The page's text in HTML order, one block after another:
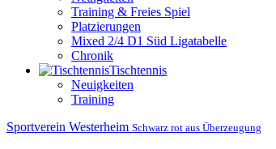
Training & Freies Spiel
Platzierungen
Mixed 2/4 D1 Süd Ligatabelle
Chronik
Tischtennis
Neuigkeiten
Training
Sportverein Westerheim Schwarz rot aus Überzeugung